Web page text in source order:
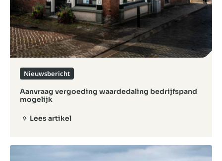
Aanvraag vergoeding waardedaling bedrijfspand
mogelijk
Nieuwsbericht
Lees artikel